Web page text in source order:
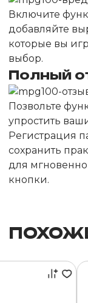
Включите
добавляйте
которые вы
выбор.
Полный
Позвольте
упростить
Регистрация
сохранить
для
кнопки.